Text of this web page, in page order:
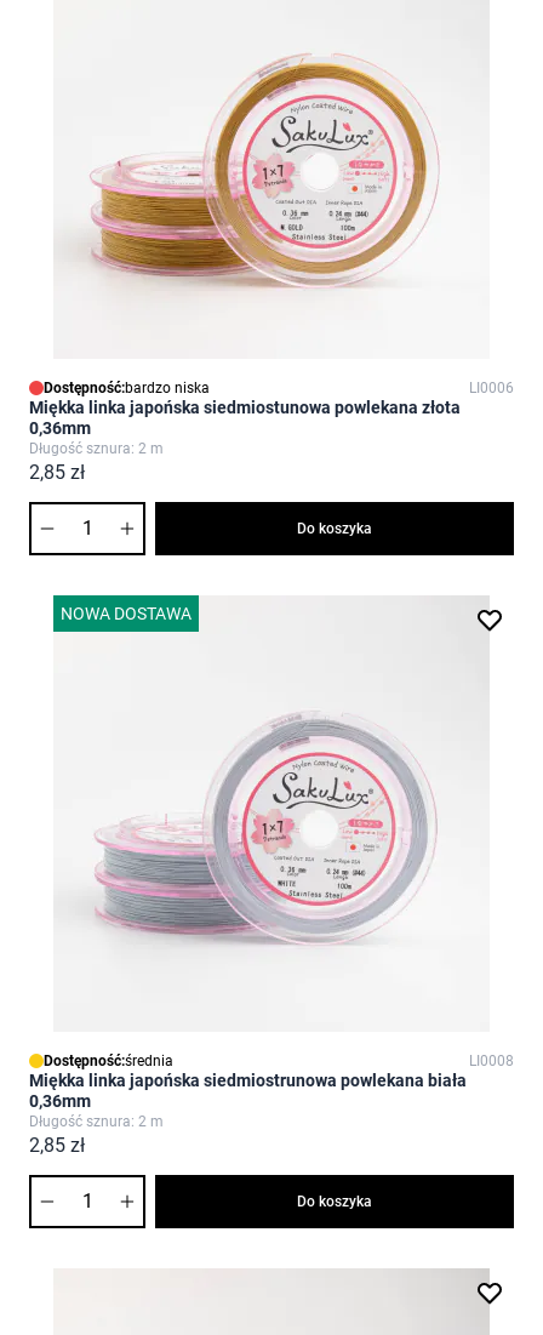
Dostępność:bardzo niska LI0006
Miękka linka japońska siedmiostunowa powlekana złota
0,36mm
Długość sznura: 2 m
2,85 zł
Do koszyka
NOWA DOSTAWA
Dostępność:średnia LI0008
Miękka linka japońska siedmiostrunowa powlekana biała
0,36mm
Długość sznura: 2 m
2,85 zł
Do koszyka